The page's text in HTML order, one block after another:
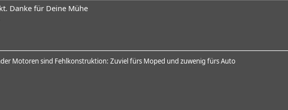
Danke für Deine Mühe
Motoren sind Fehlkonstruktion: Zuviel fürs Moped und zuwenig fürs Auto